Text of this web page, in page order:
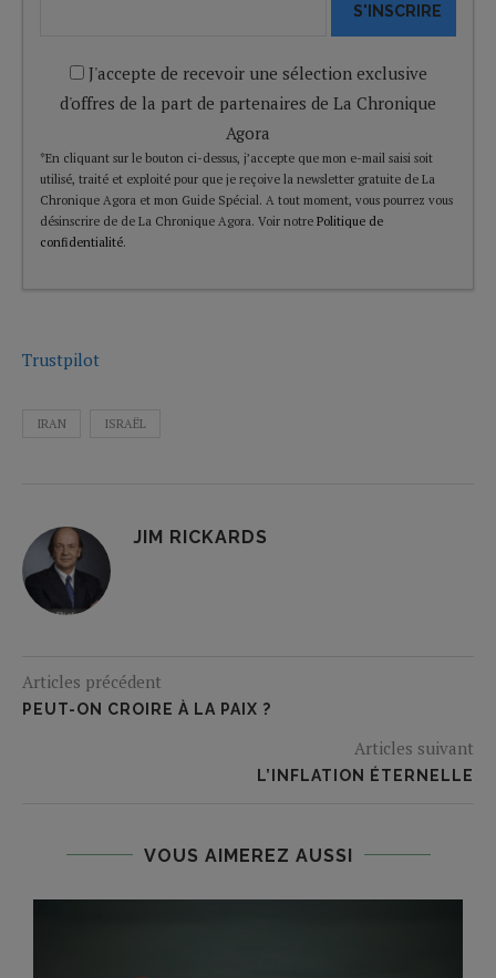
S'INSCRIRE
J'accepte de recevoir une sélection exclusive
d'offres de la part de partenaires de La Chronique
Agora
*En cliquant sur le bouton ci-dessus, j’accepte que mon e-mail saisi soit
utilisé, traité et exploité pour que je reçoive la newsletter gratuite de La
Chronique Agora et mon Guide Spécial. A tout moment, vous pourrez vous
désinscrire de de La Chronique Agora. Voir notre Politique de
confidentialité.
Trustpilot
IRAN ISRAËL
JIM RICKARDS
Articles précédent
PEUT-ON CROIRE À LA PAIX ?
Articles suivant
L’INFLATION ÉTERNELLE
VOUS AIMEREZ AUSSI